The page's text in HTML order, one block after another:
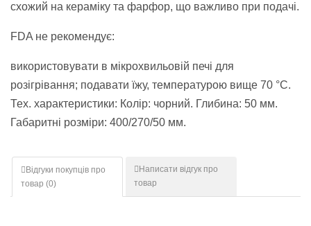
схожий на кераміку та фарфор, що важливо при подачі.
FDA не рекомендує:
використовувати в мікрохвильовій печі для
розігрівання; подавати їжу, температурою вище 70 °С.
Тех. характеристики: Колір: чорний. Глибина: 50 мм.
Габаритні розміри: 400/270/50 мм.
Відгуки покупців про
товар (0)
Написати відгук про
товар